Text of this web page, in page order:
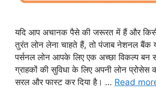
यदि आप अचानक पैसे की जरूरत में हैं और
तुरंत लोन लेना चाहते हैं, तो पंजाब नेशनल बैंक
पर्सनल लोन आपके लिए एक अच्छा विकल्प
ग्राहकों की सुविधा के लिए अपनी लोन प्रोसेस
सरल और फास्ट कर दिया है। … Read